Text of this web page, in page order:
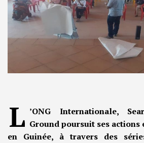
L ’ONG Internationale,
Ground poursuit ses actions
en Guinée, à travers des